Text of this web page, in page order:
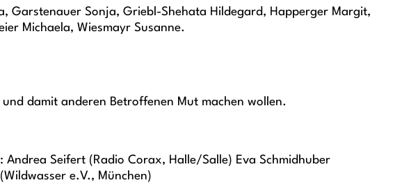
Garstenauer Sonja, Griebl-Shehata Hildegard, Happerger Margit,
Michaela, Wiesmayr Susanne.
damit anderen Betroffenen Mut machen wollen.
Andrea Seifert (Radio Corax, Halle/Salle) Eva Schmidhuber
e.V., München)